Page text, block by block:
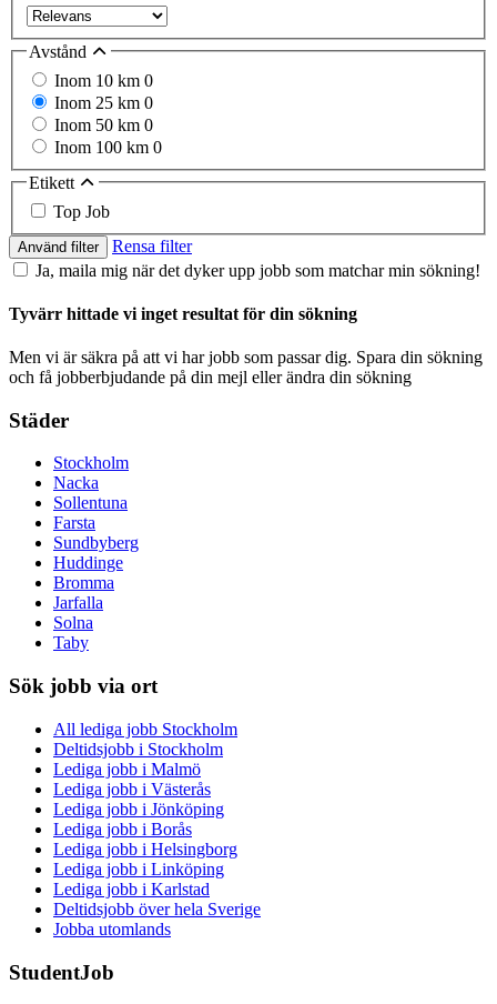
Avstånd
Inom 10 km 0
Inom 25 km 0
Inom 50 km 0
Inom 100 km 0
Etikett
Top Job
Använd filter
Rensa filter
Ja, maila mig när det dyker upp jobb som matchar min sökning!
Tyvärr hittade vi inget resultat för din sökning
Men vi är säkra på att vi har jobb som passar dig. Spara din sökning
och få jobberbjudande på din mejl eller ändra din sökning
Städer
Stockholm
Nacka
Sollentuna
Farsta
Sundbyberg
Huddinge
Bromma
Jarfalla
Solna
Taby
Sök jobb via ort
All lediga jobb Stockholm
Deltidsjobb i Stockholm
Lediga jobb i Malmö
Lediga jobb i Västerås
Lediga jobb i Jönköping
Lediga jobb i Borås
Lediga jobb i Helsingborg
Lediga jobb i Linköping
Lediga jobb i Karlstad
Deltidsjobb över hela Sverige
Jobba utomlands
StudentJob